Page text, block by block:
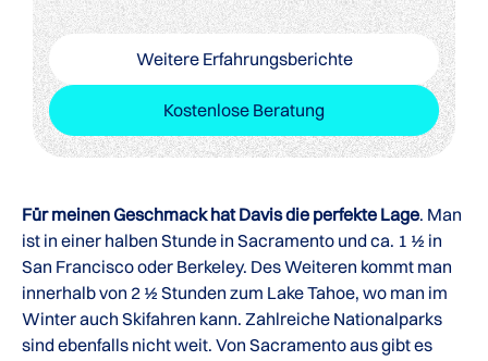
Weitere Erfahrungsberichte
Kostenlose Beratung
Für meinen Geschmack hat Davis die perfekte Lage. Man
ist in einer halben Stunde in Sacramento und ca. 1 ½ in
San Francisco oder Berkeley. Des Weiteren kommt man
innerhalb von 2 ½ Stunden zum Lake Tahoe, wo man im
Winter auch Skifahren kann. Zahlreiche Nationalparks
sind ebenfalls nicht weit. Von Sacramento aus gibt es